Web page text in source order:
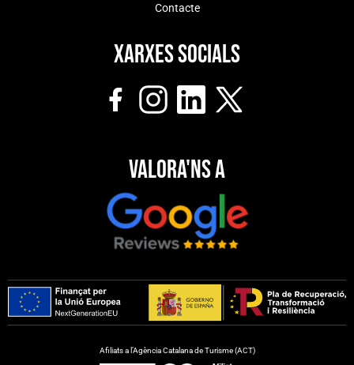
Contacte
Xarxes socials
Valora'ns a
Afiliats a l’Agència Catalana de Turisme (ACT)